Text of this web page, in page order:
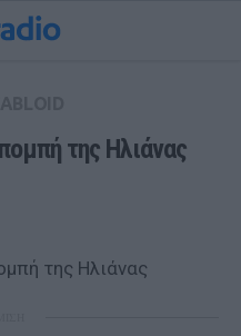
της Ηλιάνας